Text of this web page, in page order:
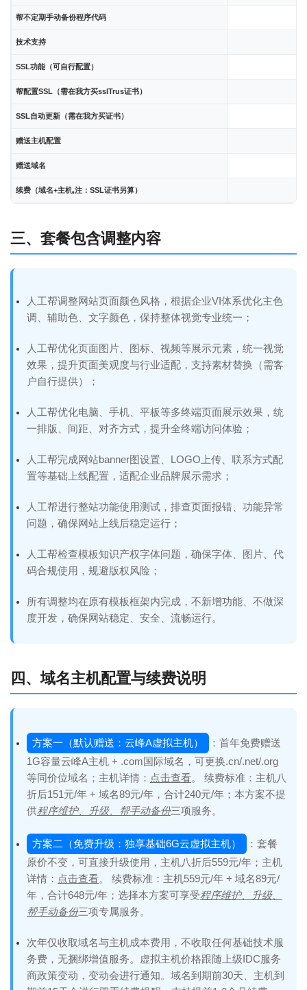
帮不定期手动备份程序代码
技术支持
SSL功能（可自行配置）
帮配置SSL（需在我方买sslTrus证书）
SSL自动更新（需在我方买证书）
赠送主机配置
赠送域名
续费（域名+主机,注：SSL证书另算）
三、套餐包含调整内容
人工帮调整网站页面颜色风格，根据企业VI体系优化主色
调、辅助色、文字颜色，保持整体视觉专业统一；
人工帮优化页面图片、图标、视频等展示元素，统一视觉
效果，提升页面美观度与行业适配，支持素材替换（需客
户自行提供）；
人工帮优化电脑、手机、平板等多终端页面展示效果，统
一排版、间距、对齐方式，提升全终端访问体验；
人工帮完成网站banner图设置、LOGO上传、联系方式配
置等基础上线配置，适配企业品牌展示需求；
人工帮进行整站功能使用测试，排查页面报错、功能异常
问题，确保网站上线后稳定运行；
人工帮检查模板知识产权字体问题，确保字体、图片、代
码合规使用，规避版权风险；
所有调整均在原有模板框架内完成，不新增功能、不做深
度开发，确保网站稳定、安全、流畅运行。
四、域名主机配置与续费说明
方案一（默认赠送：云峰A虚拟主机）
：首年免费赠送
1G容量云峰A主机 + .com国际域名，可更换.cn/.net/.org
等同价位域名；主机详情： 点击查看。 续费标准：主机八
折后151元/年 + 域名89元/年，合计240元/年；本方案不提
供程序维护、升级、帮手动备份三项服务。
方案二（免费升级：独享基础6G云虚拟主机）
：套餐
原价不变，可直接升级使用，主机八折后559元/年；主机
详情： 点击查看。 续费标准：主机559元/年 + 域名89元/
年，合计648元/年；选择本方案可享受程序维护、升级、
帮手动备份三项专属服务。
次年仅收取域名与主机成本费用，不收取任何基础技术服
务费，无捆绑增值服务。虚拟主机价格跟随上级IDC服务
商政策变动，变动会进行通知。域名到期前30天、主机到